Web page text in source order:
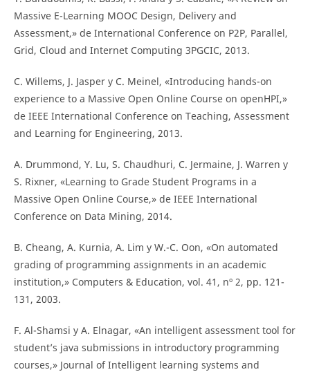
Massive E-Learning MOOC Design, Delivery and
Assessment,» de International Conference on P2P, Parallel,
Grid, Cloud and Internet Computing 3PGCIC, 2013.
C. Willems, J. Jasper y C. Meinel, «Introducing hands-on
experience to a Massive Open Online Course on openHPI,»
de IEEE International Conference on Teaching, Assessment
and Learning for Engineering, 2013.
A. Drummond, Y. Lu, S. Chaudhuri, C. Jermaine, J. Warren y
S. Rixner, «Learning to Grade Student Programs in a
Massive Open Online Course,» de IEEE International
Conference on Data Mining, 2014.
B. Cheang, A. Kurnia, A. Lim y W.-C. Oon, «On automated
grading of programming assignments in an academic
institution,» Computers & Education, vol. 41, nº 2, pp. 121-
131, 2003.
F. Al-Shamsi y A. Elnagar, «An intelligent assessment tool for
student’s java submissions in introductory programming
courses,» Journal of Intelligent learning systems and